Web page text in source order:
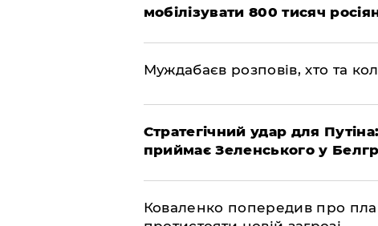
мобілізувати 800 тисяч
Муждабаєв розповів, хто та
Стратегічний удар для
приймає Зеленського у
Коваленко попередив про